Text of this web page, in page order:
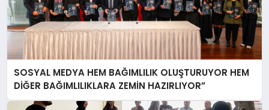
SOSYAL MEDYA HEM BAĞIMLILIK OLUŞTURUYOR HEM
DİĞER BAĞIMLILIKLARA ZEMİN HAZIRLIYOR”